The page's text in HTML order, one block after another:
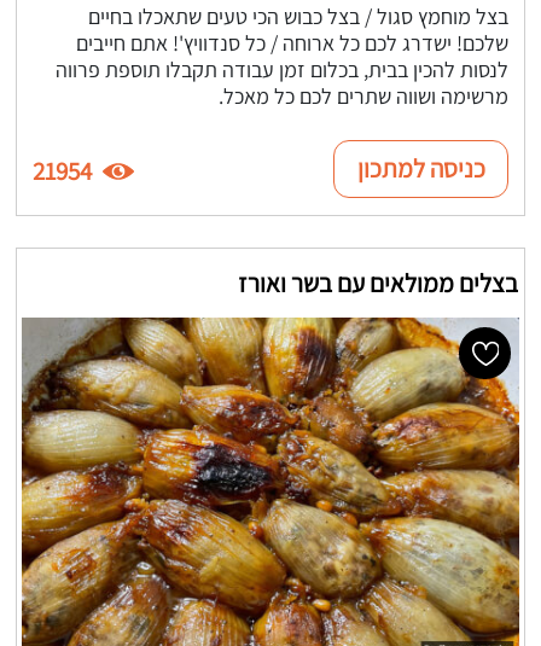
בצל מוחמץ סגול / בצל כבוש הכי טעים שתאכלו בחיים
שלכם! ישדרג לכם כל ארוחה / כל סנדוויץ'! אתם חייבים
לנסות להכין בבית, בכלום זמן עבודה תקבלו תוספת פרווה
מרשימה ושווה שתרים לכם כל מאכל.
כניסה למתכון 21954
בצלים ממולאים עם בשר ואורז